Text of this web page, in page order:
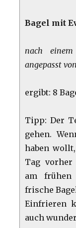
Bagel mit
nach
angepasst von
ergibt: 8
Tipp: Der
gehen.
haben
Tag
am frühen
frische
Einfrieren
auch